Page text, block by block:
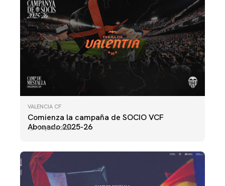
VALENCIA CF
Comienza la campaña de SOCIO VCF
Abonado 2025-26
04 junio 2025